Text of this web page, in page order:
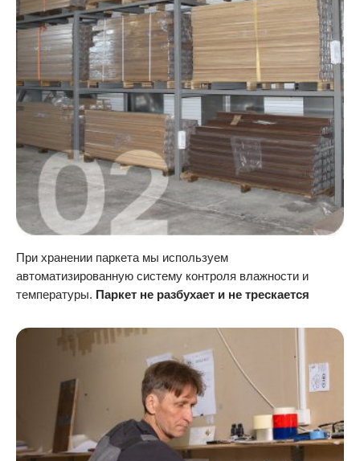
При хранении паркета мы используем
автоматизированную систему контроля влажности и
температуры. Паркет не разбухает и не трескается